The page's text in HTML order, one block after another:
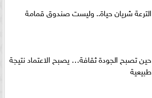
الترعة شريان حياة.. وليست صندوق قمامة
حين تصبح الجودة ثقافة… يصبح الاعتماد نتيجة
طبيعية